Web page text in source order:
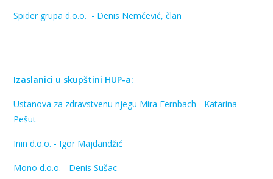
Spider grupa d.o.o. - Denis Nemčević, član
Izaslanici u skupštini HUP-a:
Ustanova za zdravstvenu njegu Mira Fernbach - Katarina
Pešut
Inin d.o.o. - Igor Majdandžić
Mono d.o.o. - Denis Sušac